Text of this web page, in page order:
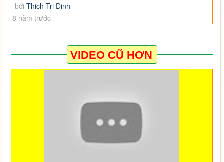
bởi Thich Tri Dinh
8 năm trước
VIDEO CŨ HƠN